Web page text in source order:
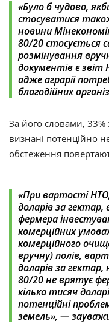
«Було б чудово,
стосуватися
новини
80/20 стосується
розмінування
документів є звіт
адже аграрії
благодійних
За його словами,
визнані потенційно
обстеження
«При вартості
доларів за гектар,
фермера
комерційних
комерційного
вручну) полів,
доларів за
80/20 не врятує
кілька тисяч
потенційні
земель», —